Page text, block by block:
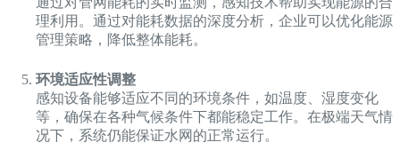
理利用。通过对能耗数据的深度分析，企业可以优化能源
管理策略，降低整体能耗。
环境适应性调整
感知设备能够适应不同的环境条件，如温度、湿度变化
等，确保在各种气候条件下都能稳定工作。在极端天气情
况下，系统仍能保证水网的正常运行。